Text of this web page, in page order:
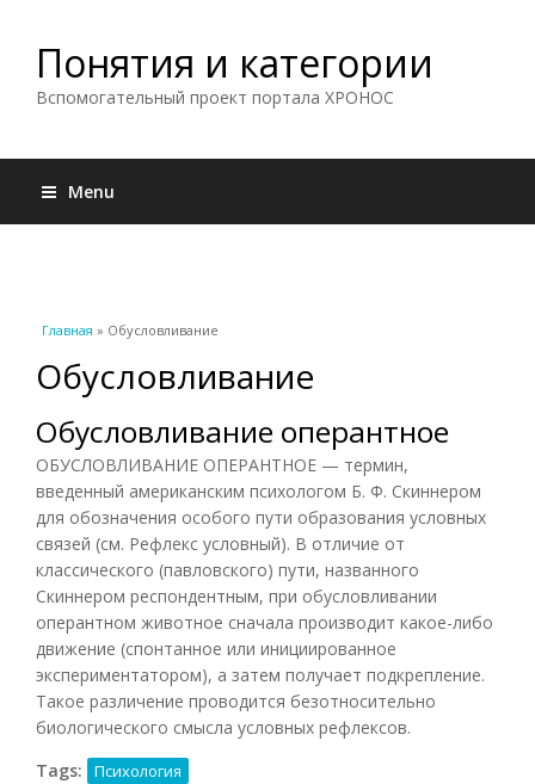
Понятия и категории
Вспомогательный проект портала ХРОНОС
Menu
Вы здесь
Главная » Обусловливание
Обусловливание
Обусловливание оперантное
ОБУСЛОВЛИВАНИЕ ОПЕРАНТНОЕ — термин,
введенный американским психологом Б. Ф. Скиннером
для обозначения особого пути образования условных
связей (см. Рефлекс условный). В отличие от
классического (павловского) пути, названного
Скиннером респондентным, при обусловливании
оперантном животное сначала производит какое-либо
движение (спонтанное или инициированное
экспериментатором), а затем получает подкрепление.
Такое различение проводится безотносительно
биологического смысла условных рефлексов.
Tags:
Психология